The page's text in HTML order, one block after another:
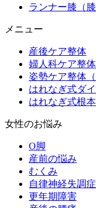
ランナー膝（
メニュー
産後ケア整体
婦人科ケア整
姿勢ケア整体
はれなぎ式ダ
はれなぎ式根
女性のお悩み
O脚
産前の悩み
むくみ
自律神経失調症
更年期障害